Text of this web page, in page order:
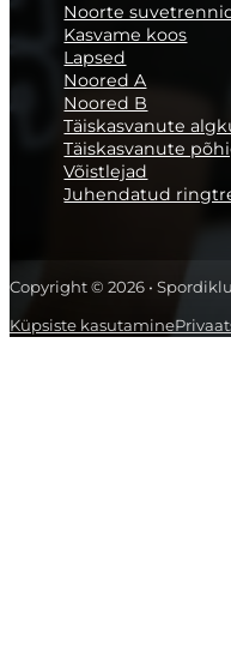
Noorte
Kasvame koos
Lapsed
Noored A
Noored B
Täiskasvanute
Täiskasvanute
Võistlejad
Juhendatud
Copyright © 2026 •
Küpsiste kasutamine